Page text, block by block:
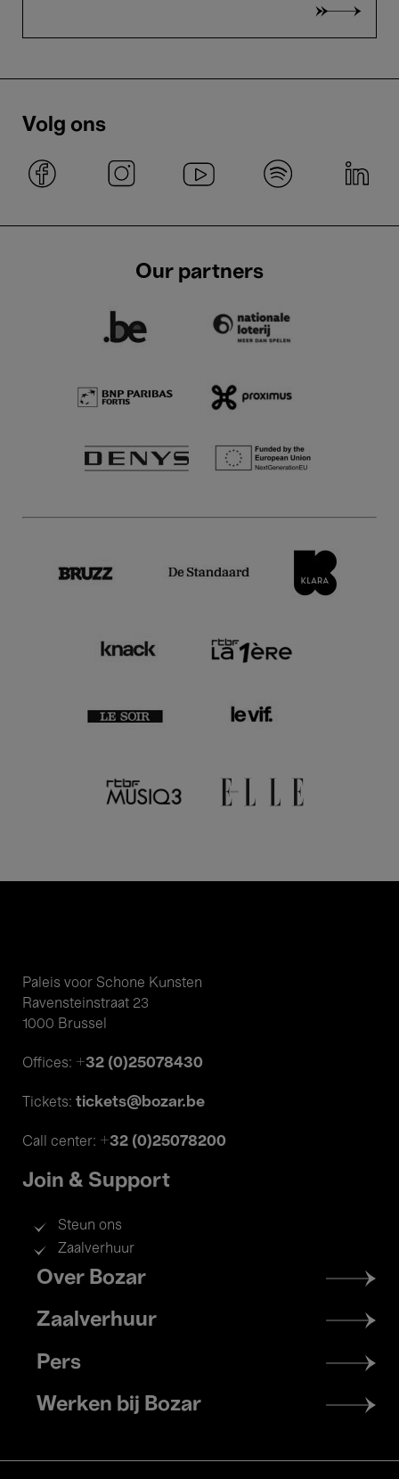
Volg ons
Our partners
Paleis voor Schone Kunsten
Ravensteinstraat 23
1000 Brussel
Offices: +32 (0)25078430
Tickets: tickets@bozar.be
Call center: +32 (0)25078200
Join & Support
Steun ons
Zaalverhuur
Footer
menu
Over Bozar
Zaalverhuur
Pers
Werken bij Bozar